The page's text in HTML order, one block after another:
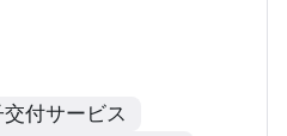
交付サービス